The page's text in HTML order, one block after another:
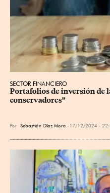
SECTOR FINANCIERO
Portafolios de inversión de
conservadores”
Por Sebastián Díaz Mora 17/12/2024 -